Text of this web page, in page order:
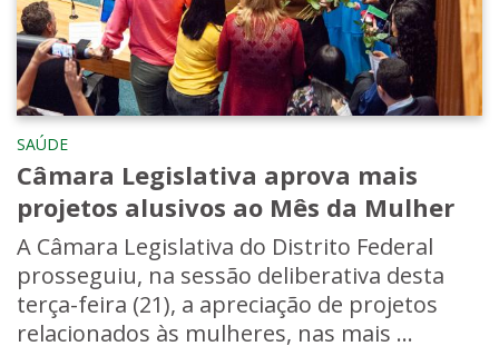
SAÚDE
Câmara Legislativa aprova mais
projetos alusivos ao Mês da Mulher
A Câmara Legislativa do Distrito Federal
prosseguiu, na sessão deliberativa desta
terça-feira (21), a apreciação de projetos
relacionados às mulheres, nas mais ...